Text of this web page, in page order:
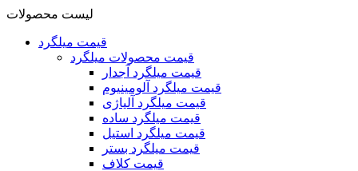
لیست محصولات
قیمت میلگرد
قیمت محصولات میلگرد
قیمت میلگرد آجدار
قیمت میلگرد آلومینیوم
قیمت میلگرد آلیاژی
قیمت میلگرد ساده
قیمت میلگرد استیل
قیمت میلگرد بستر
قیمت کلاف